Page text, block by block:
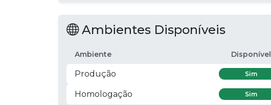
Ambientes Disponíveis
Ambiente Disponível
Produção Sim
Homologação Sim